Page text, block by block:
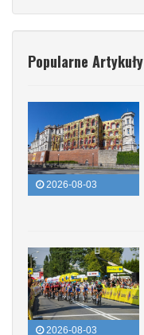
Popularne Artykuły
2026-08-03
2026-08-03